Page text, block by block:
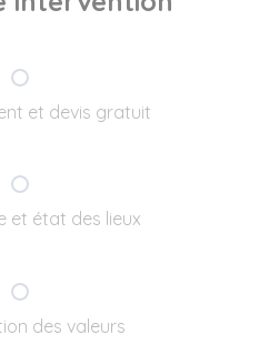
et devis gratuit
et état des lieux
des valeurs